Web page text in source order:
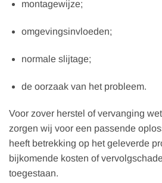
montagewijze;
omgevingsinvloeden;
normale slijtage;
de oorzaak van het probleem.
Voor zover herstel of vervanging
zorgen wij voor een passende
heeft betrekking op het geleverde
bijkomende kosten of
toegestaan.